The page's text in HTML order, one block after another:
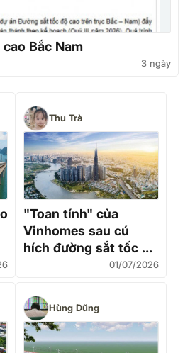
Bắc Nam
3 ngày
Thu Trà
"Toan tính" của
Vinhomes sau cú
hích đường sắt tốc độ
01/07/2026
Hùng Dũng